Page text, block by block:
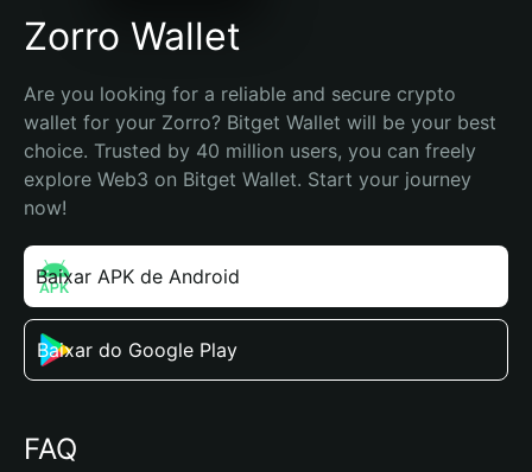
Zorro Wallet
Are you looking for a reliable and secure crypto
wallet for your Zorro? Bitget Wallet will be your best
choice. Trusted by 40 million users, you can freely
explore Web3 on Bitget Wallet. Start your journey
now!
Baixar APK de Android
Baixar do Google Play
FAQ